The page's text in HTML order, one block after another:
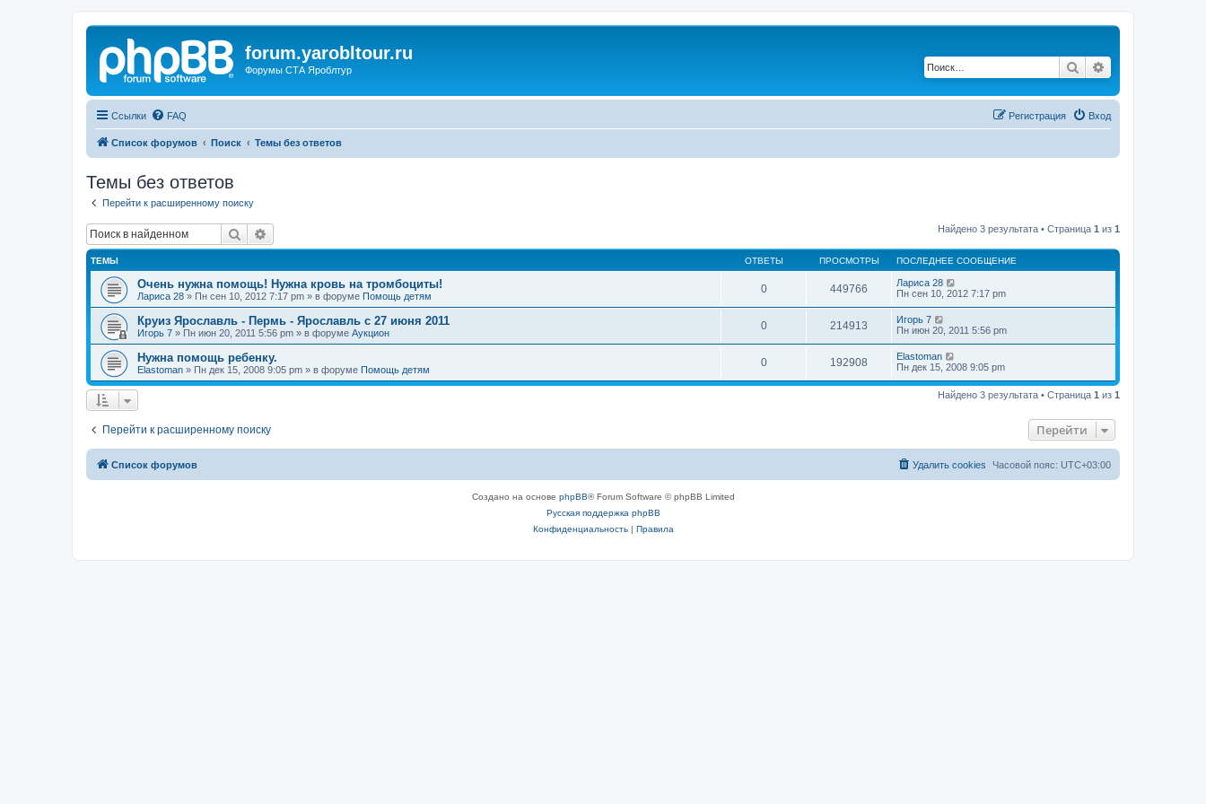
forum.yarobltour.ru
Форумы СТА Яроблтур Поиск
Ссылки FAQ Вход
Регистрация
Список форумов Поиск Темы без ответов
Темы без ответов
Перейти к расширенному поиску
Поиск Найдено 3 результата • Страница 1 из 1
ТЕМЫ ОТВЕТЫ ПРОСМОТРЫ ПОСЛЕДНЕЕ СООБЩЕНИЕ
Очень нужна помощь! Нужна кровь на тромбоциты!
Лариса 28 » Пн сен 10, 2012 7:17 pm » в форуме Помощь детям
0 449766
Лариса 28
Пн сен 10, 2012 7:17 pm
Круиз Ярославль - Пермь - Ярославль с 27 июня 2011
Игорь 7 » Пн июн 20, 2011 5:56 pm » в форуме Аукцион
0 214913
Игорь 7
Пн июн 20, 2011 5:56 pm
Нужна помощь ребенку.
Elastoman » Пн дек 15, 2008 9:05 pm » в форуме Помощь детям
0 192908
Elastoman
Пн дек 15, 2008 9:05 pm
Найдено 3 результата • Страница 1 из 1
Перейти к расширенному поиску Перейти
Список форумов Часовой пояс: UTC+03:00
Удалить cookies
Создано на основе phpBB® Forum Software © phpBB Limited
Русская поддержка phpBB
Конфиденциальность| Правила